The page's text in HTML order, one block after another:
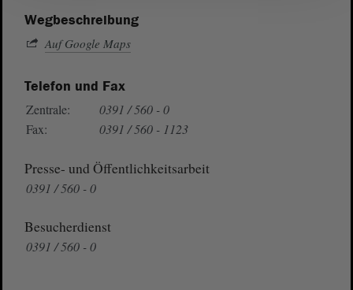
Wegbeschreibung
Auf Google Maps
Telefon und Fax
Zentrale:
0391 / 560 - 0
Fax:
0391 / 560 - 1123
Presse- und Öffentlichkeitsarbeit
0391 / 560 - 0
Besucherdienst
0391 / 560 - 0